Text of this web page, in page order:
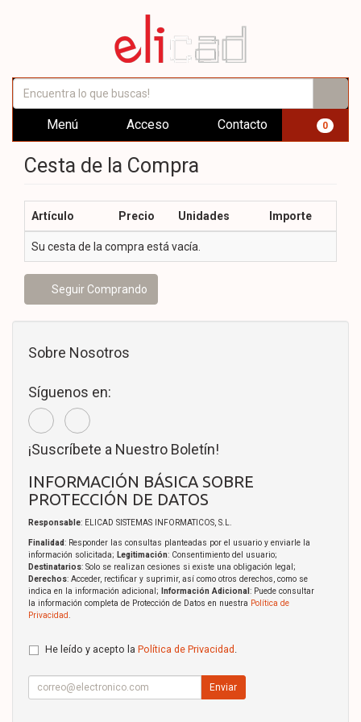
Menú Acceso Contacto 0
Cesta de la Compra
Artículo Precio Unidades Importe
Su cesta de la compra está vacía.
Seguir Comprando
Sobre Nosotros
Síguenos en:
¡Suscríbete a Nuestro Boletín!
INFORMACIÓN BÁSICA SOBRE
PROTECCIÓN DE DATOS
Responsable: ELICAD SISTEMAS INFORMATICOS, S.L.
Finalidad: Responder las consultas planteadas por el usuario y enviarle la
información solicitada; Legitimación: Consentimiento del usuario;
Destinatarios: Solo se realizan cesiones si existe una obligación legal;
Derechos: Acceder, rectificar y suprimir, así como otros derechos, como se
indica en la información adicional;
Información Adicional : Puede consultar
la información completa de Protección de Datos en nuestra Política de
Privacidad
He leído y acepto la Política de Privacidad .
Enviar